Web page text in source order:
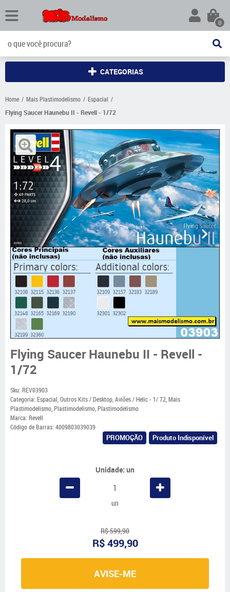
0
CATEGORIAS
Home Mais Plastimodelismo
Espacial
Flying Saucer Haunebu II - Revell - 1/72
Flying Saucer Haunebu II - Revell -
1/72
Sku: REV03903
Categoria: Espacial,Outros Kits / Desktop,Aviões / Helic - 1/ 72,Mais
Plastimodelismo,Plastimodelismo,Plastimodelismo
Marca: Revell
Código de Barras: 4009803039039
PROMOÇÃO Produto Indisponível
Unidade: un
un
R$ 599,90
R$ 499,90
AVISE-ME